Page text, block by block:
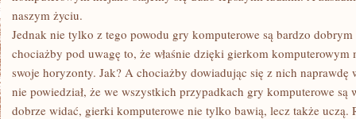
naszym życiu.
Jednak nie tylko z tego powodu gry komputerowe są bardzo
chociażby pod uwagę to, że właśnie dzięki gierkom komputerowym
swoje horyzonty. Jak? A chociażby dowiadując się z nich
nie powiedział, że we wszystkich przypadkach gry komputerowe są
dobrze widać, gierki komputerowe nie tylko bawią, lecz także uczą.